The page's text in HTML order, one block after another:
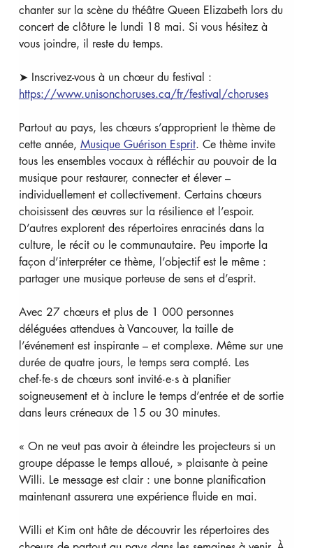
chanter sur la scène du théâtre Queen Elizabeth lors du
concert de clôture le lundi 18 mai. Si vous hésitez à
vous joindre, il reste du temps.
➤ Inscrivez-vous à un chœur du festival :
https://www.unisonchoruses.ca/fr/festival/choruses
Partout au pays, les chœurs s’approprient le thème de
cette année, Musique Guérison Esprit. Ce thème invite
tous les ensembles vocaux à réfléchir au pouvoir de la
musique pour restaurer, connecter et élever –
individuellement et collectivement. Certains chœurs
choisissent des œuvres sur la résilience et l’espoir.
D’autres explorent des répertoires enracinés dans la
culture, le récit ou le communautaire. Peu importe la
façon d’interpréter ce thème, l’objectif est le même :
partager une musique porteuse de sens et d’esprit.
Avec 27 chœurs et plus de 1 000 personnes
déléguées attendues à Vancouver, la taille de
l’événement est inspirante – et complexe. Même sur une
durée de quatre jours, le temps sera compté. Les
chef·fe·s de chœurs sont invité·e·s à planifier
soigneusement et à inclure le temps d’entrée et de sortie
dans leurs créneaux de 15 ou 30 minutes.
« On ne veut pas avoir à éteindre les projecteurs si un
groupe dépasse le temps alloué, » plaisante à peine
Willi. Le message est clair : une bonne planification
maintenant assurera une expérience fluide en mai.
Willi et Kim ont hâte de découvrir les répertoires des